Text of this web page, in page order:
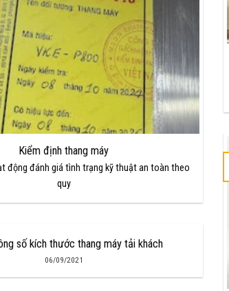
Kiểm định thang máy
động đánh giá tình trạng kỹ thuật an toàn theo
quy
số kích thước thang máy tải khách
06/09/2021